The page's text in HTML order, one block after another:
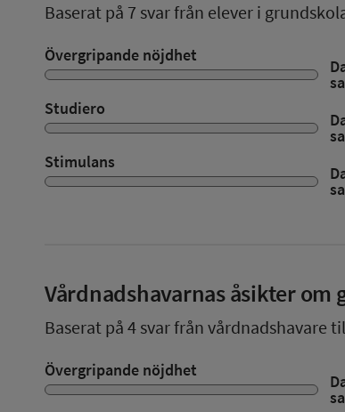
Baserat på 7 svar från elever i
Övergripande nöjdhet
Studiero
Stimulans
Vårdnadshavarnas åsikter om
Baserat på 4 svar från vårdnadshavare
Övergripande nöjdhet